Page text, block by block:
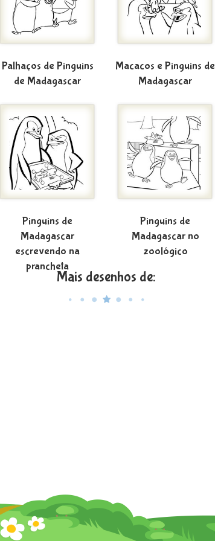
Palhaços de Pinguins
de Madagascar
Macacos e Pinguins de
Madagascar
Pinguins de
Madagascar
escrevendo na
prancheta
Pinguins de
Madagascar no
zoológico
Mais desenhos de: